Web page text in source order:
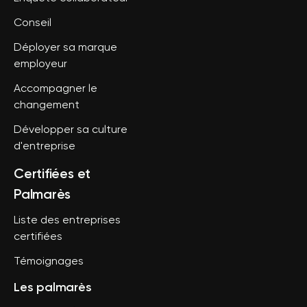
Conseil
Déployer sa marque
employeur
Accompagner le
changement
Développer sa culture
d'entreprise
Certifiées et
Palmarès
Liste des entreprises
certifiées
Témoignages
Les palmarès